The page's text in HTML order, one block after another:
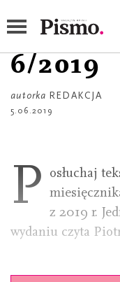
6/2019
autorka REDAKCJA
5.06.2019
P osłuchaj
z 2019 r.
wydaniu czyta